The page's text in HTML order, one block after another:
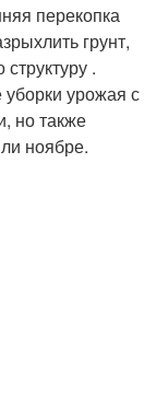
перекопка
грунт,
.
урожая с
но также
ноябре.